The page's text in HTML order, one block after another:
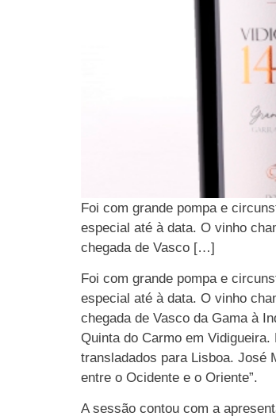
Foi com grande pompa e
especial até à data. O vinho
chegada de Vasco […]
Foi com grande pompa e
especial até à data. O vinho
chegada de Vasco da Gama à
Quinta do Carmo em
transladados para Lisboa. José
entre o Ocidente e o Oriente”.
A sessão contou com a